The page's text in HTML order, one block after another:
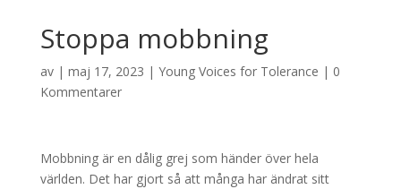
Stoppa mobbning
av | maj 17, 2023 | Young Voices for Tolerance | 0
Kommentarer
Mobbning är en dålig grej som händer över hela
världen. Det har gjort så att många har ändrat sitt